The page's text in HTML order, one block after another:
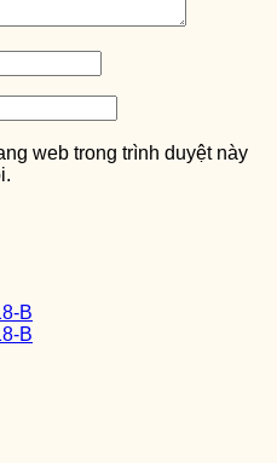
web trong trình duyệt này